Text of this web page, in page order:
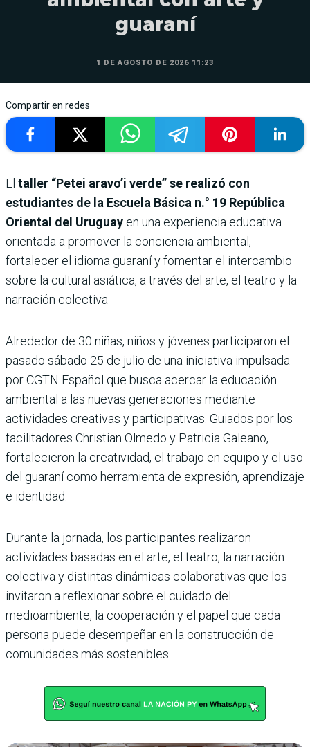
guaraní
1 DE AGOSTO DE 2026 11:23
Compartir en redes
El taller “Petei aravo’i verde” se realizó con
estudiantes de la Escuela Básica n.° 19 República
Oriental del Uruguay en una experiencia educativa
orientada a promover la conciencia ambiental,
fortalecer el idioma guaraní y fomentar el intercambio
sobre la cultural asiática, a través del arte, el teatro y la
narración colectiva
Alrededor de 30 niñas, niños y jóvenes participaron el
pasado sábado 25 de julio de una iniciativa impulsada
por CGTN Español que busca acercar la educación
ambiental a las nuevas generaciones mediante
actividades creativas y participativas. Guiados por los
facilitadores Christian Olmedo y Patricia Galeano,
fortalecieron la creatividad, el trabajo en equipo y el uso
del guaraní como herramienta de expresión, aprendizaje
e identidad.
Durante la jornada, los participantes realizaron
actividades basadas en el arte, el teatro, la narración
colectiva y distintas dinámicas colaborativas que los
invitaron a reflexionar sobre el cuidado del
medioambiente, la cooperación y el papel que cada
persona puede desempeñar en la construcción de
comunidades más sostenibles.